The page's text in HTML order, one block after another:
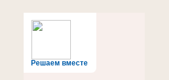
Решаем вместе